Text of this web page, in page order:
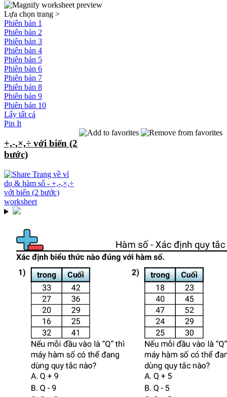
Lựa chọn trang >
Phiên bản 1
Phiên bản 2
Phiên bản 3
Phiên bản 4
Phiên bản 5
Phiên bản 6
Phiên bản 7
Phiên bản 8
Phiên bản 9
Phiên bản 10
Lấy tất cả
Pin It
+,-,×,÷ với biến (2
bước)